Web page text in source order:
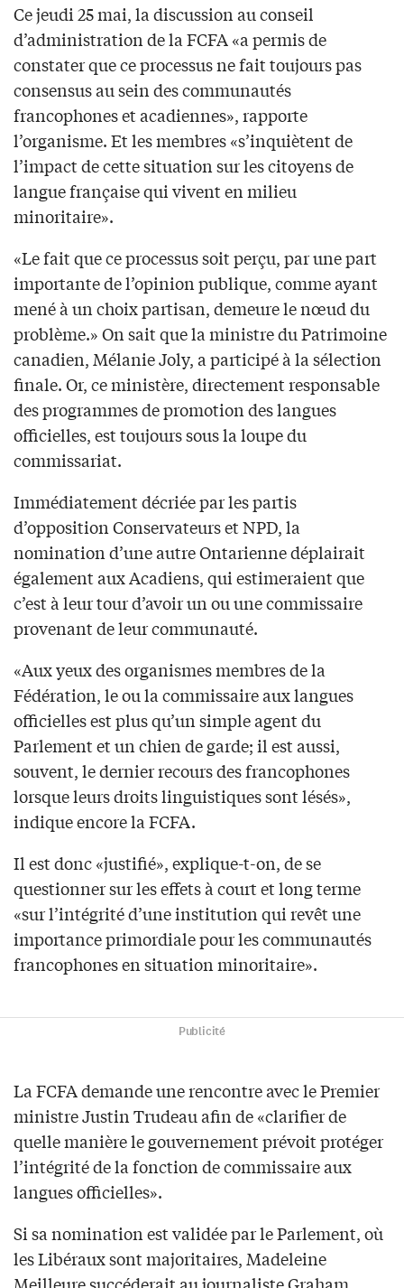
Ce jeudi 25 mai, la discussion au conseil
d’administration de la FCFA «a permis de
constater que ce processus ne fait toujours pas
consensus au sein des communautés
francophones et acadiennes», rapporte
l’organisme. Et les membres «s’inquiètent de
l’impact de cette situation sur les citoyens de
langue française qui vivent en milieu
minoritaire».
«Le fait que ce processus soit perçu, par une part
importante de l’opinion publique, comme ayant
mené à un choix partisan, demeure le nœud du
problème.» On sait que la ministre du Patrimoine
canadien, Mélanie Joly, a participé à la sélection
finale. Or, ce ministère, directement responsable
des programmes de promotion des langues
officielles, est toujours sous la loupe du
commissariat.
Immédiatement décriée par les partis
d’opposition Conservateurs et NPD, la
nomination d’une autre Ontarienne déplairait
également aux Acadiens, qui estimeraient que
c’est à leur tour d’avoir un ou une commissaire
provenant de leur communauté.
«Aux yeux des organismes membres de la
Fédération, le ou la commissaire aux langues
officielles est plus qu’un simple agent du
Parlement et un chien de garde; il est aussi,
souvent, le dernier recours des francophones
lorsque leurs droits linguistiques sont lésés»,
indique encore la FCFA.
Il est donc «justifié», explique-t-on, de se
questionner sur les effets à court et long terme
«sur l’intégrité d’une institution qui revêt une
importance primordiale pour les communautés
francophones en situation minoritaire».
Publicité
La FCFA demande une rencontre avec le Premier
ministre Justin Trudeau afin de «clarifier de
quelle manière le gouvernement prévoit protéger
l’intégrité de la fonction de commissaire aux
langues officielles».
Si sa nomination est validée par le Parlement, où
les Libéraux sont majoritaires, Madeleine
Meilleure succéderait au journaliste Graham